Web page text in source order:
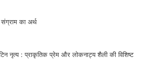
का अर्थ
नृत्य : प्राकृतिक प्रेम और लोकनाट्य शैली की विशिष्ट